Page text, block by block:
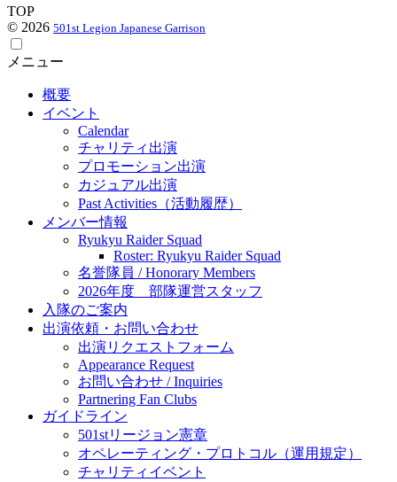
TOP
© 2026 501st Legion Japanese Garrison
メニュー
概要
イベント
Calendar
チャリティ出演
プロモーション出演
カジュアル出演
Past Activities（活動履歴）
メンバー情報
Ryukyu Raider Squad
Roster: Ryukyu Raider Squad
名誉隊員 / Honorary Members
2026年度 部隊運営スタッフ
入隊のご案内
出演依頼・お問い合わせ
出演リクエストフォーム
Appearance Request
お問い合わせ / Inquiries
Partnering Fan Clubs
ガイドライン
501stリージョン憲章
オペレーティング・プロトコル（運用規定）
チャリティイベント